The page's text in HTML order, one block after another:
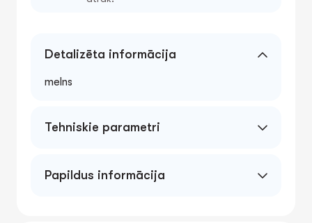
Detalizēta informācija
melns
Tehniskie parametri
Papildus informācija